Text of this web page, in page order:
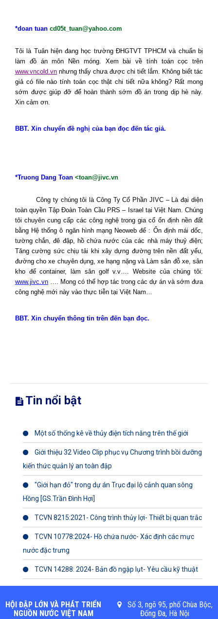
*doan tuan cd05t_tuan@yahoo.com
Tôi là Tuân hiện đang học trường ĐHGTVT TPHCM và chuẩn bị
làm đồ án môn Nền móng. Xem bài về tính toán cọc trên
www.vncold.vn nhưng thấy chưa được chi tiết lắm. Không biết tác
giả có file nào tính toán cọc thật chi tiết nữa không? Rất mong
sớm được giúp đỡ để hoàn thành sớm đồ án trong dịp hè này.
Xin cảm ơn.
BBT. Xin chuyển đề nghị của bạn đọc đến tác giả.
*Truong Dang Toan <toan@jivc.vn
Công ty chúng tôi là Công Ty Cổ Phần JIVC – Là đại diện
toàn quyền Tập Đoàn Toàn Cầu PRS – Israel tại Việt Nam. Chúng
tôi chuyên cung cấp các công nghệ trong gia cố ổn định nền đất
bằng Hệ thống ô ngăn hình mạng Neoweb để : Ổn định mái dốc,
tường chắn, đê đập, hồ chứa nước của các nhà máy thuỷ điện;
Tăng cường sức chịụ tải khi xây dựng đường trên nền đất yếu,
đường cho xe chuyên dụng, xe hạng nặng và Làm sân đỗ xe, sân
kho để container, làm sân golf v.v…. Website của chúng tôi:
www.jivc.vn …. Mong có thể hợp tác trong các dự án và sớm đưa
công nghệ mới này vào thực tiễn tại Việt Nam…
BBT. Xin chuyển thông tin trên đến bạn đọc.
Tin nổi bật
Một số thống kê về thủy điện tích năng trên thế giới
Giới thiệu 32 Video Clip phục vụ Chương trình bồi dưỡng
kiến thức quản lý an toàn đập
"Giới hạn đỏ" trong dự án Trục đại lộ cảnh quan sông
Hồng [GS.Trần Đình Hợi]
TCVN 8215:2021- Công trình thủy lợi- Thiết bị quan trắc
TCVN 10778:2024- Hồ chứa nước- Xác định các mực
nước đặc trưng
TCVN 14288: 2024- Bản đồ ngập lụt- Yêu cầu kỹ thuật
HỘI ĐẬP LỚN VÀ PHÁT TRIỂN
NGUỒN NƯỚC VIỆT NAM
Số 3, ngõ 95, phố Chùa Bộc,
Đống Đa, Hà Nội